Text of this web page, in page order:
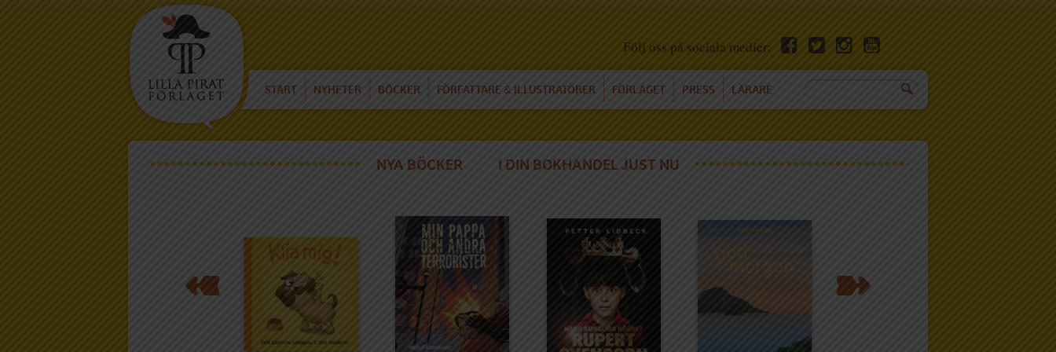
Följ oss på sociala medier:
START NYHETER BÖCKER FÖRFATTARE & ILLUSTRATÖRER FÖRLAGET PRESS LÄRARE
NYA BÖCKER I DIN BOKHANDEL JUST NU